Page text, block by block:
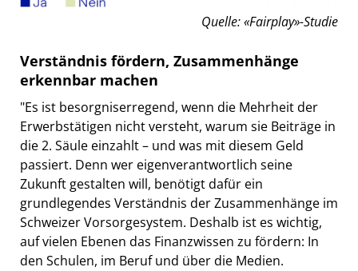
Quelle: «Fairplay»-Studie
Verständnis fördern, Zusammenhänge
erkennbar machen
"Es ist besorgniserregend, wenn die Mehrheit der
Erwerbstätigen nicht versteht, warum sie Beiträge in
die 2. Säule einzahlt – und was mit diesem Geld
passiert. Denn wer eigenverantwortlich seine
Zukunft gestalten will, benötigt dafür ein
grundlegendes Verständnis der Zusammenhänge im
Schweizer Vorsorgesystem. Deshalb ist es wichtig,
auf vielen Ebenen das Finanzwissen zu fördern: In
den Schulen, im Beruf und über die Medien.